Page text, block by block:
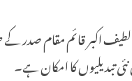
اکبر قائم مقام صدر
تبدیلیوں کا امکان ہے۔